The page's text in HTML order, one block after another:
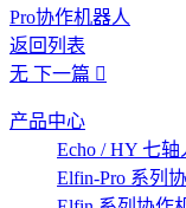
Pro协作机器人
返回列表
无 下一篇
产品中心
Echo / HY 七轴
Elfin-Pro 系列